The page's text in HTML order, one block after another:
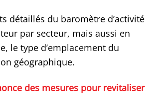
détaillés du baromètre d’activité
par secteur, mais aussi en
le type d’emplacement du
géographique.
des mesures pour revitaliser